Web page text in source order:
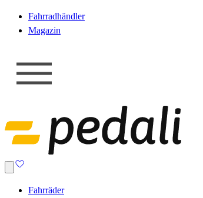
Fahrradhändler
Magazin
Fahrräder